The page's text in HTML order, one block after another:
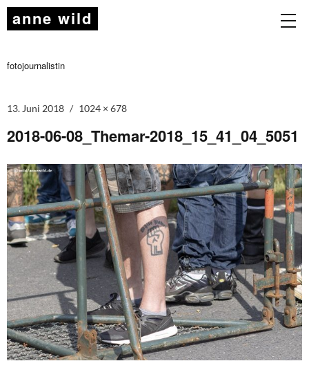
anne wild
fotojournalistin
13. Juni 2018 1024 × 678
2018-06-08_Themar-2018_15_41_04_5051